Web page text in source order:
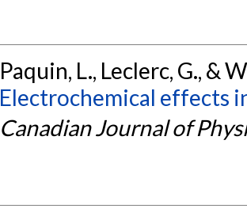
Paquin, L., Leclerc, G., &
Electrochemical effects
Canadian Journal of